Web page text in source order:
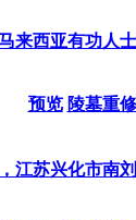
来西亚有功人
预览 陵墓重修
江苏兴化市南